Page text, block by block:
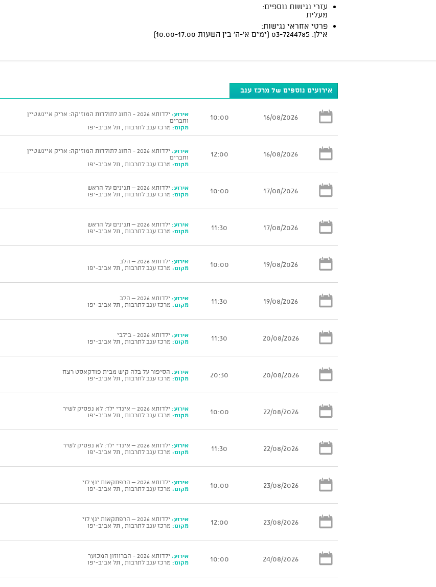
עזרי נגישות נוספים:
מעלית
פרטי אחראי נגישות:
אילן: 03-7244785 (ימים א'-ה' בין השעות 10:00-17:00)
אירועים נוספים של מרכז ענב
16/08/2026
10:00 אירוע:
ילדותא 2026 - החוג לתולדות המוזיקה: אריק איינשטיין
וחברים
מקום: מרכז ענב לתרבות , תל אביב-יפו
16/08/2026
12:00 אירוע:
ילדותא 2026 - החוג לתולדות המוזיקה: אריק איינשטיין
וחברים
מקום: מרכז ענב לתרבות , תל אביב-יפו
17/08/2026
10:00 אירוע: ילדותא 2026 – תנינים על הראש
מקום: מרכז ענב לתרבות , תל אביב-יפו
17/08/2026
11:30 אירוע: ילדותא 2026 – תנינים על הראש
מקום: מרכז ענב לתרבות , תל אביב-יפו
19/08/2026
10:00 אירוע: ילדותא 2026 – הלב
מקום: מרכז ענב לתרבות , תל אביב-יפו
19/08/2026
11:30 אירוע: ילדותא 2026 – הלב
מקום: מרכז ענב לתרבות , תל אביב-יפו
20/08/2026
11:30 אירוע: ילדותא 2026 - בילבי
מקום: מרכז ענב לתרבות , תל אביב-יפו
20/08/2026
20:30 אירוע: הסיפור על בלה קיש מבית פודקאסט רצח
מקום: מרכז ענב לתרבות , תל אביב-יפו
22/08/2026
10:00 אירוע: ילדותא 2026 – אינדי ילד: לא נפסיק לשיר
מקום: מרכז ענב לתרבות , תל אביב-יפו
22/08/2026
11:30 אירוע: ילדותא 2026 – אינדי ילד: לא נפסיק לשיר
מקום: מרכז ענב לתרבות , תל אביב-יפו
23/08/2026
10:00 אירוע: ילדותא 2026 – הרפתקאות ינץ לוי
מקום: מרכז ענב לתרבות , תל אביב-יפו
23/08/2026
12:00 אירוע: ילדותא 2026 – הרפתקאות ינץ לוי
מקום: מרכז ענב לתרבות , תל אביב-יפו
24/08/2026
10:00 אירוע: ילדותא 2026 - הברווזון המכוער
מקום: מרכז ענב לתרבות , תל אביב-יפו